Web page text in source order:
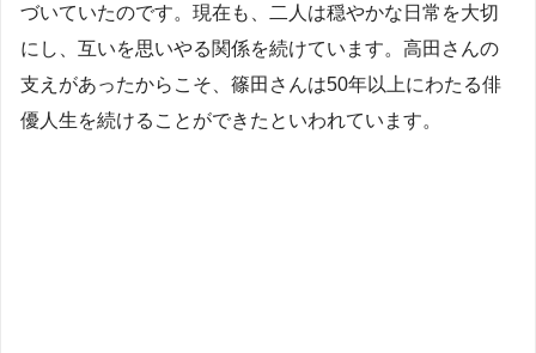
づいていたのです。現在も、二人は穏やかな日常を大切
にし、互いを思いやる関係を続けています。高田さんの
支えがあったからこそ、篠田さんは50年以上にわたる俳
優人生を続けることができたといわれています。